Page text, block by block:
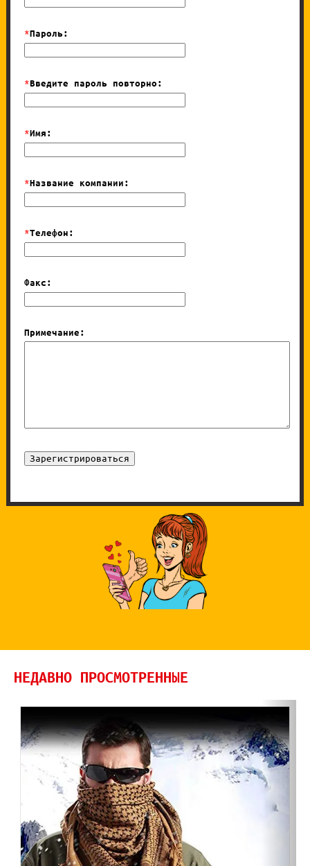
НЕДАВНО ПРОСМОТРЕННЫЕ
*Пароль:
*Введите пароль повторно:
*Имя:
*Название компании:
*Телефон:
Факс:
Примечание: